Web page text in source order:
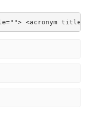
<acronym